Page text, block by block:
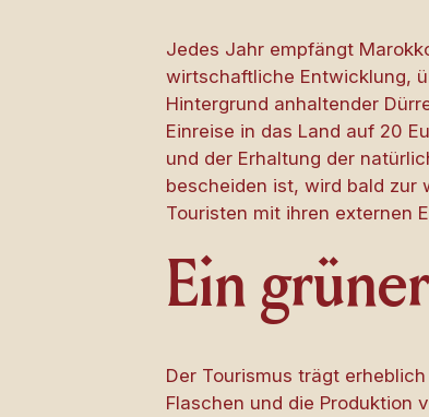
Jedes Jahr empfängt
wirtschaftliche Entwicklung,
Hintergrund anhaltender
Einreise in das Land auf 20
und der Erhaltung der
bescheiden ist, wird bald zur
Touristen mit ihren externen
Ein
Der Tourismus trägt
Flaschen und die Produktion